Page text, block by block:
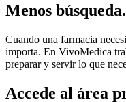
Menos
Cuando una farmacia
importa. En VivoMedica
preparar y servir lo que
Accede al área